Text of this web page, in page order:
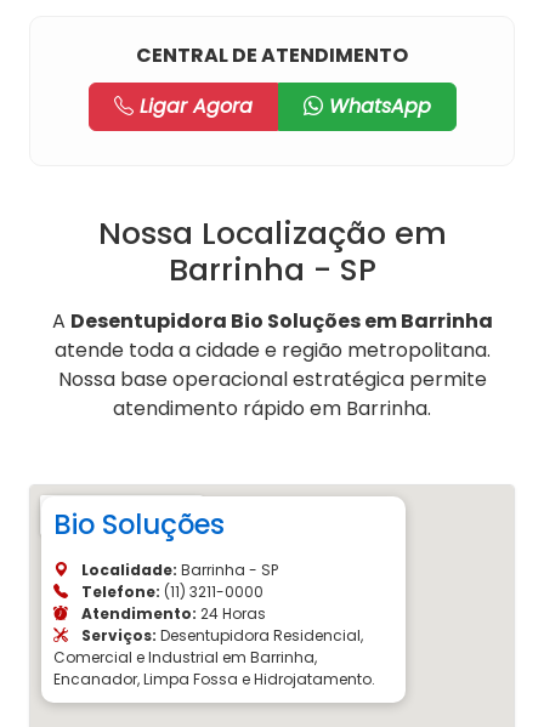
CENTRAL DE ATENDIMENTO
Ligar Agora
WhatsApp
Nossa Localização em
Barrinha - SP
A Desentupidora Bio Soluções em Barrinha
atende toda a cidade e região metropolitana.
Nossa base operacional estratégica permite
atendimento rápido em Barrinha.
Bio Soluções
Localidade: Barrinha - SP
Telefone: (11) 3211-0000
Atendimento: 24 Horas
Serviços: Desentupidora Residencial,
Comercial e Industrial em Barrinha,
Encanador, Limpa Fossa e Hidrojatamento.